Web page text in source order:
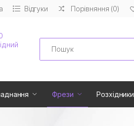
Відгуки Порівняння (0)
Search
Фрези Розхідники